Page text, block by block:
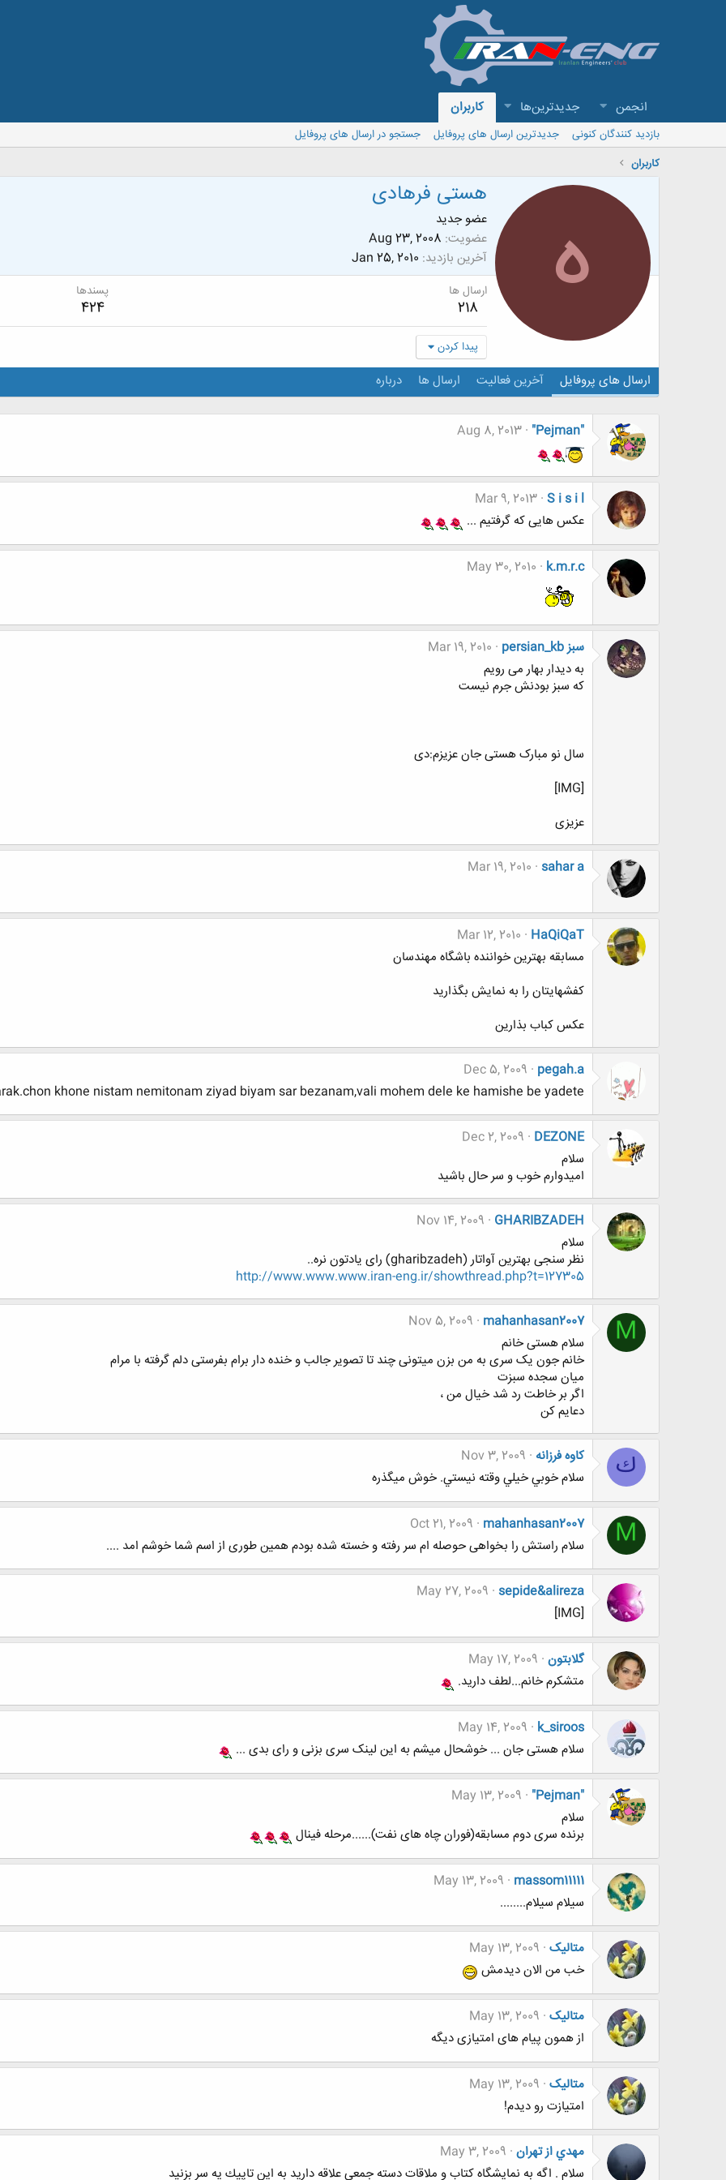
انجمن جدیدترین‌ها کاربران
بازدید کنندگان کنونی جدیدترین ارسال های پروفایل
جستجو در ارسال های پروفایل
کاربران
ه هستی فرهادی
عضو جدید
عضویت Aug 23, 2008
آخرین بازدید Jan 25, 2010
ارسال ها
218
پسندها
424
پیدا کردن
ارسال های پروفایل آخرین فعالیت ارسال ها درباره
"Pejman"
Aug 8, 2013
S i s i l
Mar 9, 2013
عکس هایی که گرفتیم ...
k.m.r.c
May 30, 2010
persian_kb سبز
Mar 19, 2010
به دیدار بهار می رویم
که سبز بودنش جرم نیست
سال نو مبارک هستی جان عزیزم:دی
[IMG]
عزیزی
sahar a
Mar 19, 2010
HaQiQaT
Mar 12, 2010
مسابقه بهترین خواننده باشگاه مهندسان
کفشهایتان را به نمایش بگذارید
عکس کباب بذارین
pegah.a
Dec 5, 2009
khone nistam nemitonam ziyad biyam sar bezanam,vali mohem dele ke hamishe be yadete
DEZONE
Dec 2, 2009
سلام
اميدوارم خوب و سر حال باشيد
GHARIBZADEH
Nov 14, 2009
سلام
نظر سنجی بهترین آواتار (gharibzadeh) رای یادتون نره..
http://www.www.www.iran-eng.ir/showthread.php?t=127305
M
mahanhasan2007
Nov 5, 2009
سلام هستی خانم
خانم جون یک سری به من بزن میتونی چند تا تصویر جالب و خنده دار برام بفرستی دلم گرفته با مرام
میان سجده سبزت
اگر بر خاطت رد شد خیال من ،
دعایم کن
ك كاوه فرزانه Nov 3, 2009
سلام خوبي خيلي وقته نيستي. خوش ميگذره
M
mahanhasan2007
Oct 21, 2009
سلام راستش را بخواهی حوصله ام سر رفته و خسته شده بودم همین طوری از اسم شما خوشم امد ....
sepide&alireza
May 27, 2009
[IMG]
گلابتون May 17, 2009
متشكرم خانم...لطف داريد.
k_siroos
May 14, 2009
سلام هستی جان ... خوشحال میشم به این لینک سری بزنی و رای بدی ...
"Pejman"
May 13, 2009
سلام
برنده سری دوم مسابقه(فوران چاه های نفت)......مرحله فینال
massom11111
May 13, 2009
سیلام سیلام........
متالیک May 13, 2009
خب من الان دیدمش
متالیک May 13, 2009
از همون پیام های امتیازی دیگه
متالیک May 13, 2009
امتیازت رو دیدم!
مهدي از تهران May 3, 2009
سلام . اگه به نمايشگاه كتاب و ملاقات دسته جمعي علاقه داريد به اين تاپيك يه سر بزنيد